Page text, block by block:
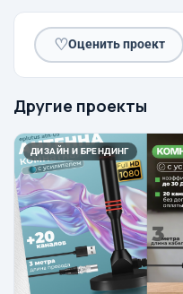
♡Оценить проект
Другие проекты
ДИЗАЙН И БРЕНДИНГ